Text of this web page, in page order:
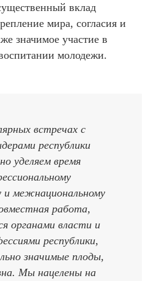
вклад
мира, согласия и
значимое участие в
молодежи.
встречах с
республики
уделяем время
и межнациональному
работа,
органами власти и
республики,
значимые плоды,
Мы нацелены на